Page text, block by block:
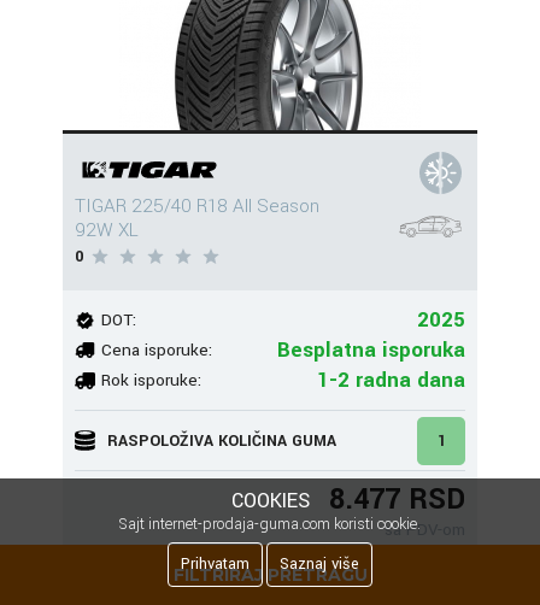
FILTRIRAJ PRETRAGU
TIGAR 225/40 R18 All Season
92W XL
0
DOT: 2025
Cena isporuke: Besplatna isporuka
Rok isporuke: 1-2 radna dana
RASPOLOŽIVA KOLIČINA GUMA 1
8.477 RSD
sa PDV-om
COOKIES
Sajt internet-prodaja-guma.com koristi cookie.
Prihvatam
Saznaj više